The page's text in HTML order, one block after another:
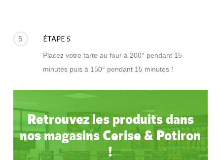
5 ÉTAPE 5
Placez votre tarte au four à 200° pendant 15
minutes puis à 150° pendant 15 minutes !
Retrouvez les produits dans
nos magasins Cerise & Potiron
!